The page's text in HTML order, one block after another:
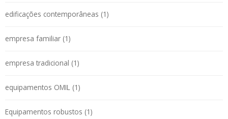
edificações contemporâneas (1)
empresa familiar (1)
empresa tradicional (1)
equipamentos OMIL (1)
Equipamentos robustos (1)